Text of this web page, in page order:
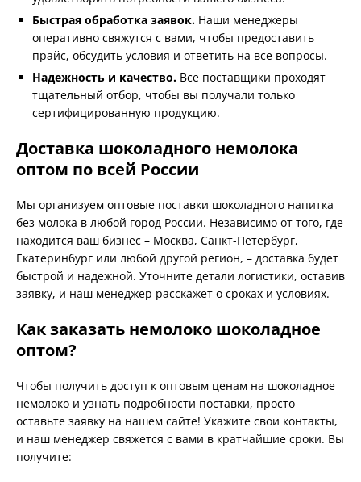
Быстрая обработка заявок. Наши менеджеры
оперативно свяжутся с вами, чтобы предоставить
прайс, обсудить условия и ответить на все вопросы.
Надежность и качество. Все поставщики проходят
тщательный отбор, чтобы вы получали только
сертифицированную продукцию.
Доставка шоколадного немолока
оптом по всей России
Мы организуем оптовые поставки шоколадного напитка
без молока в любой город России. Независимо от того, где
находится ваш бизнес – Москва, Санкт-Петербург,
Екатеринбург или любой другой регион, – доставка будет
быстрой и надежной. Уточните детали логистики, оставив
заявку, и наш менеджер расскажет о сроках и условиях.
Как заказать немолоко шоколадное
оптом?
Чтобы получить доступ к оптовым ценам на шоколадное
немолоко и узнать подробности поставки, просто
оставьте заявку на нашем сайте! Укажите свои контакты,
и наш менеджер свяжется с вами в кратчайшие сроки. Вы
получите: